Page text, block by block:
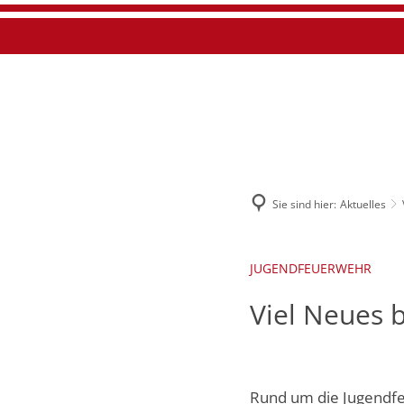
Sie sind hier: Aktuelles
JUGENDFEUERWEHR
Viel Neues
Rund um die